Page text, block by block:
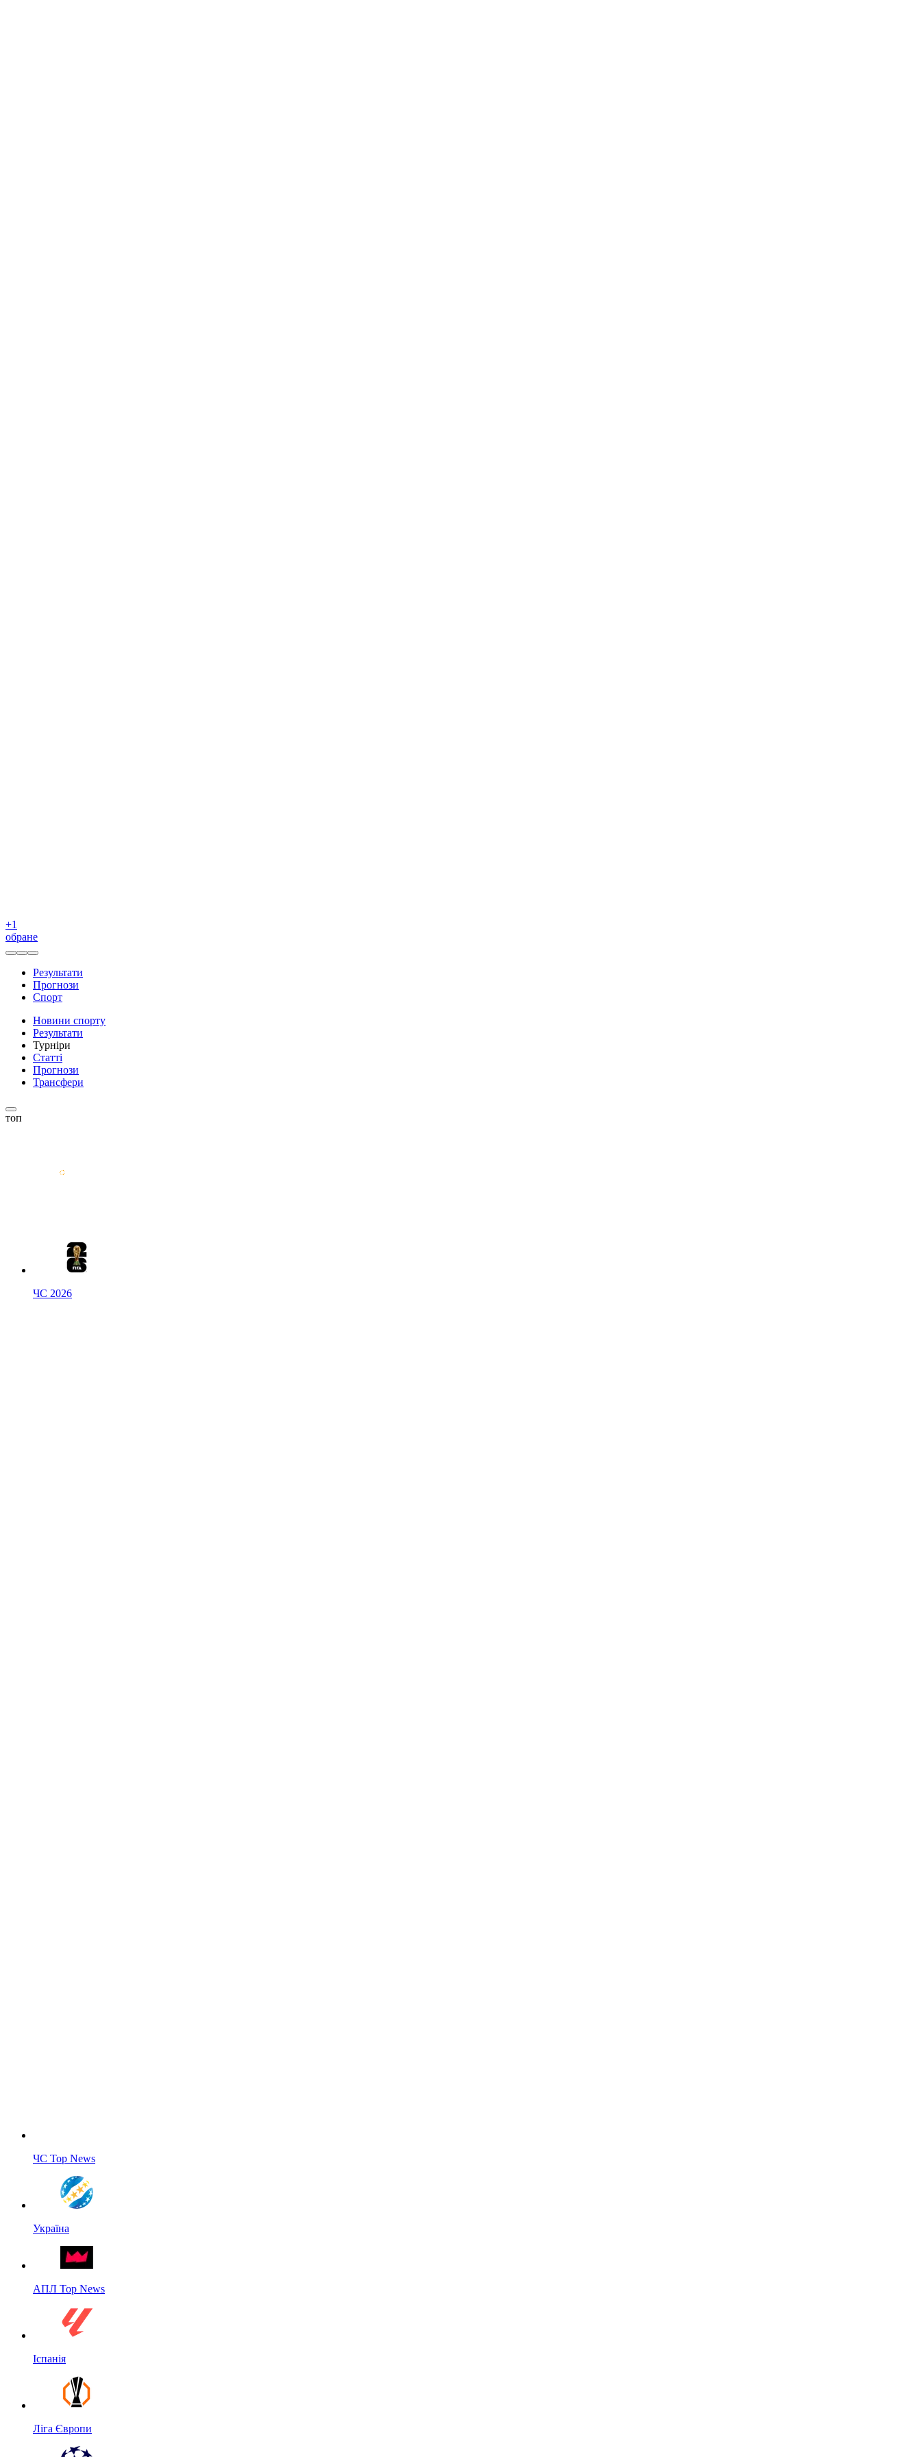
+1
обране
Результати
Прогнози
Спорт
Новини спорту
Результати
Турніри
Статті
Прогнози
Трансфери
топ
ЧС 2026
ЧС Top News
Україна
АПЛ Top News
Іспанія
Ліга Європи